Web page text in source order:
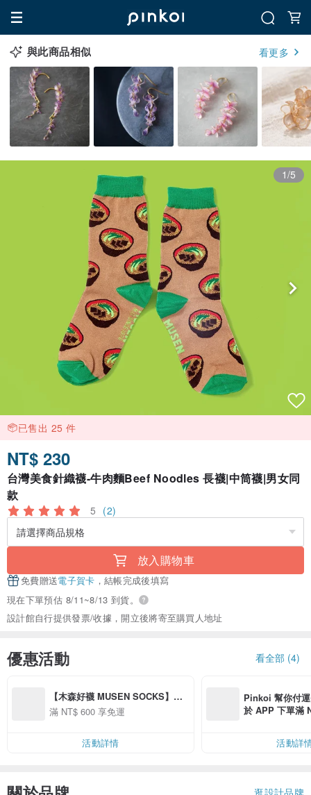
與此商品相似 看更多
1/5
已售出 25 件
NT$ 230
台灣美食針織襪-牛肉麵Beef Noodles 長襪|中筒襪|男女同
款
5 (2)
放入購物車
免費贈送電子賀卡 ，結帳完成後填寫
現在下單預估 8/11~8/13 到貨。
設計館自行提供發票/收據，開立後將寄至購買人地址
優惠活動 看全部 (4)
【木森好襪 MUSEN SOCKS】全
滿 NT$ 600 享免運
活動詳情
Pinkoi 幫你付
於 APP 下單滿
活動詳
逛設計品牌